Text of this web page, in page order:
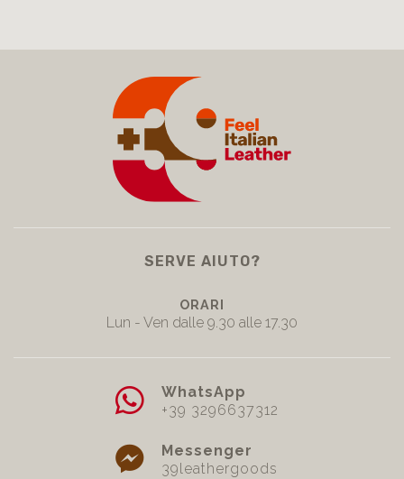
SERVE AIUTO?
ORARI
Lun - Ven dalle 9.30 alle 17.30
WhatsApp
+39 3296637312
Messenger
39leathergoods